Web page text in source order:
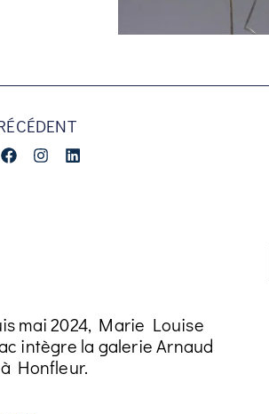
mai 2024, Marie Louise
intègre la galerie Arnaud
Honfleur.